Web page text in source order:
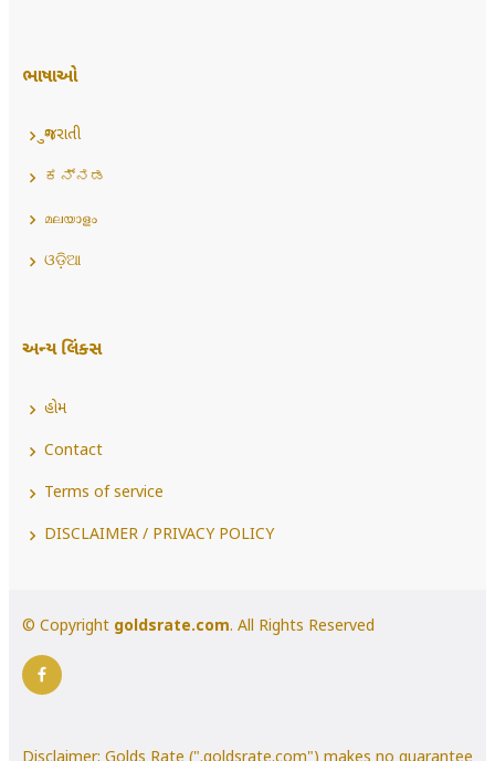
ભાષાઓ
ગુજરાતી
ಕನ್ನಡ
മലയാളം
ଓଡ଼ିଆ
અન્ય લિંક્સ
હોમ
Contact
Terms of service
DISCLAIMER / PRIVACY POLICY
© Copyright goldsrate.com. All Rights Reserved